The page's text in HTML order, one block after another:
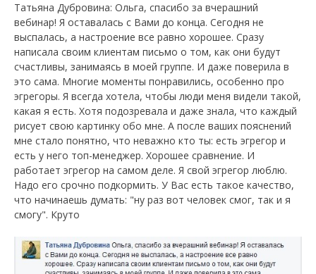
Татьяна Дубровина: Ольга, спасибо за вчерашний
вебинар! Я оставалась с Вами до конца. Сегодня не
выспалась, а настроение все равно хорошее. Сразу
написала своим клиентам письмо о том, как они будут
счастливы, занимаясь в моей группе. И даже поверила в
это сама. Многие моменты понравились, особенно про
эгрегоры. Я всегда хотела, чтобы люди меня видели такой,
какая я есть. Хотя подозревала и даже знала, что каждый
рисует свою картинку обо мне. А после ваших пояснений
мне стало понятно, что неважно кто ты: есть эгрегор и
есть у него топ-менеджер. Хорошее сравнение. И
работает эгрегор на самом деле. Я свой эгрегор люблю.
Надо его срочно подкормить. У Вас есть такое качество,
что начинаешь думать: "ну раз вот человек смог, так и я
смогу". Круто